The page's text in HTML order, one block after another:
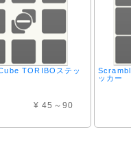
TORIBOステッ
¥ 45～90
ッカー